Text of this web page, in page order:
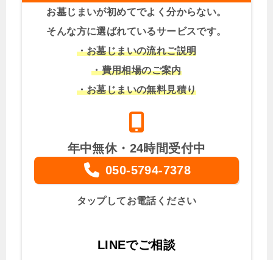
お墓じまいが初めてでよく分からない。
そんな方に選ばれているサービスです。
・お墓じまいの流れご説明
・費用相場のご案内
・お墓じまいの無料見積り
年中無休・24時間受付中
050-5794-7378
タップしてお電話ください
LINEでご相談